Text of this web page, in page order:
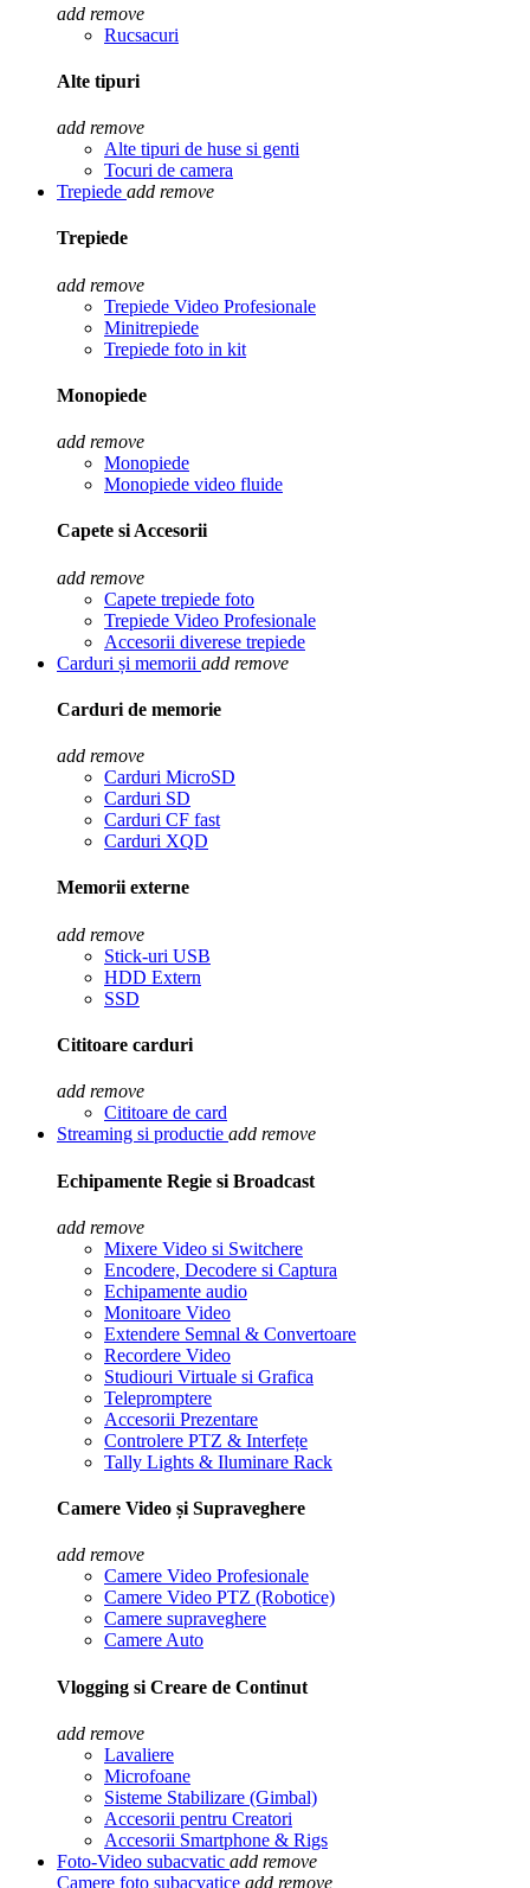
add remove
Rucsacuri
Alte tipuri
add remove
Alte tipuri de huse si genti
Tocuri de camera
Trepiede add remove
Trepiede
add remove
Trepiede Video Profesionale
Minitrepiede
Trepiede foto in kit
Monopiede
add remove
Monopiede
Monopiede video fluide
Capete si Accesorii
add remove
Capete trepiede foto
Trepiede Video Profesionale
Accesorii diverese trepiede
Carduri și memorii add remove
Carduri de memorie
add remove
Carduri MicroSD
Carduri SD
Carduri CF fast
Carduri XQD
Memorii externe
add remove
Stick-uri USB
HDD Extern
SSD
Cititoare carduri
add remove
Cititoare de card
Streaming si productie add remove
Echipamente Regie si Broadcast
add remove
Mixere Video si Switchere
Encodere, Decodere si Captura
Echipamente audio
Monitoare Video
Extendere Semnal & Convertoare
Recordere Video
Studiouri Virtuale si Grafica
Telepromptere
Accesorii Prezentare
Controlere PTZ & Interfețe
Tally Lights & Iluminare Rack
Camere Video și Supraveghere
add remove
Camere Video Profesionale
Camere Video PTZ (Robotice)
Camere supraveghere
Camere Auto
Vlogging si Creare de Continut
add remove
Lavaliere
Microfoane
Sisteme Stabilizare (Gimbal)
Accesorii pentru Creatori
Accesorii Smartphone & Rigs
Foto-Video subacvatic add remove
Camere foto subacvatice add remove